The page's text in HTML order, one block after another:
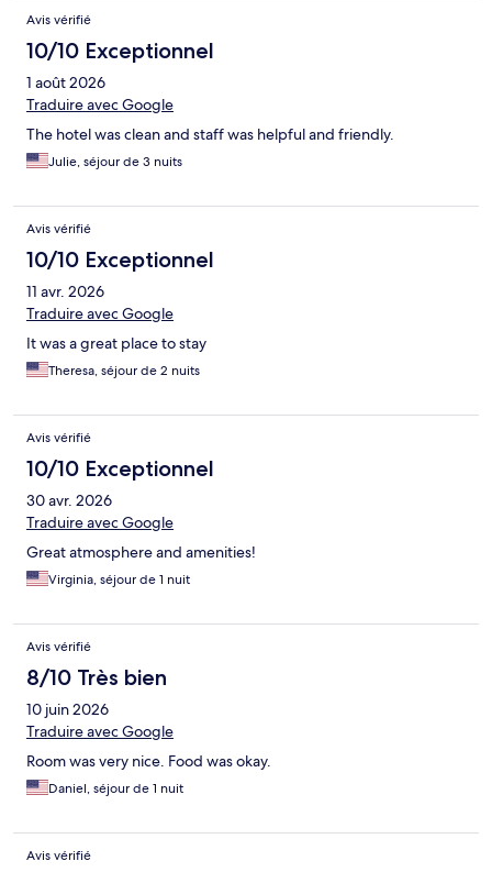
Avis vérifié
10/10 Exceptionnel
1 août 2026
Traduire avec Google
The hotel was clean and staff was helpful and friendly.
Julie, séjour de 3 nuits
Avis vérifié
10/10 Exceptionnel
11 avr. 2026
Traduire avec Google
It was a great place to stay
Theresa, séjour de 2 nuits
Avis vérifié
10/10 Exceptionnel
30 avr. 2026
Traduire avec Google
Great atmosphere and amenities!
Virginia, séjour de 1 nuit
Avis vérifié
8/10 Très bien
10 juin 2026
Traduire avec Google
Room was very nice. Food was okay.
Daniel, séjour de 1 nuit
Avis vérifié